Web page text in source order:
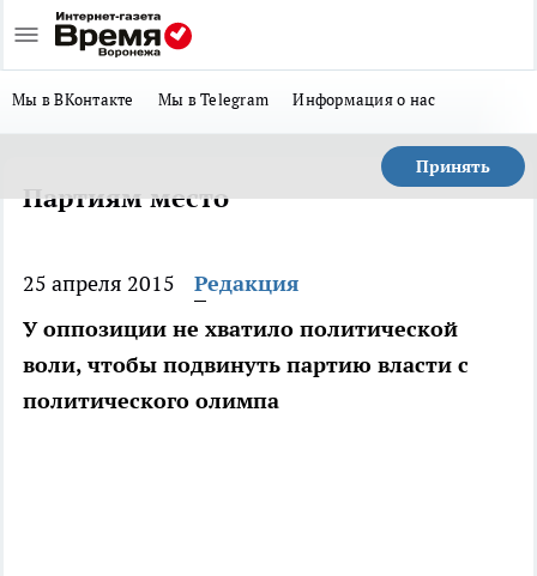
Мы в ВКонтакте Мы в Telegram Информация о нас
Принять
Партиям место
25 апреля 2015
Редакция
У оппозиции не хватило политической
воли, чтобы подвинуть партию власти с
политического олимпа